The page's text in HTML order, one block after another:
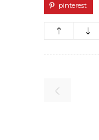
pinterest